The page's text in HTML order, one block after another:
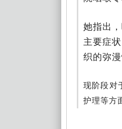
她指出
主要症
织的弥
现阶段对
护理等方